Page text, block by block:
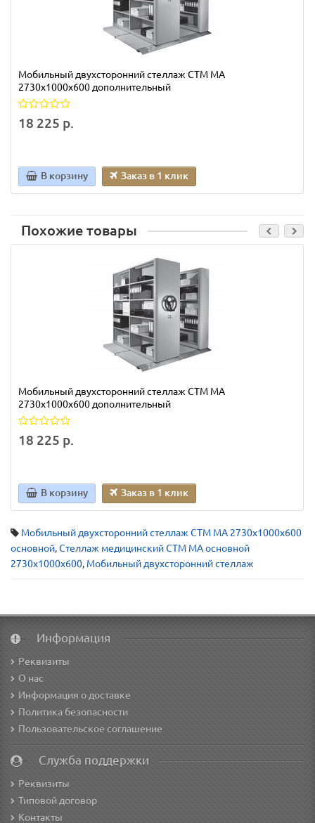
Мобильный двухсторонний стеллаж СТМ МА
2730х1000х600 дополнительный
18 225 р.
В корзину Заказ в 1 клик
Похожие товары
Мобильный двухсторонний стеллаж СТМ МА
2730х1000х600 дополнительный
18 225 р.
В корзину Заказ в 1 клик
Мобильный двухсторонний стеллаж СТМ МА 2730х1000х600
основной,Стеллаж медицинский СТМ МА основной
2730х1000х600, Мобильный двухсторонний стеллаж
Информация
Реквизиты
О нас
Информация о доставке
Политика безопасности
Пользовательское соглашение
Служба поддержки
Реквизиты
Типовой договор
Контакты